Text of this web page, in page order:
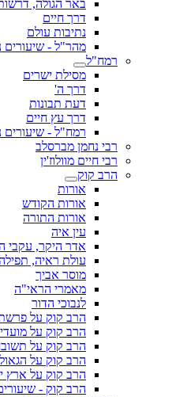
באר הגולה,
דרך חיים
נתיבות עולם
מהר"ל - שיעורים
רמח"ל
מסילת ישרים
דרך ה'
דעת תבונות
דרך עץ חיים
רמח"ל - שיעורים
רבי נחמן מברסלב
רבי חיים מוולוז'ין
הרב קוק
אורות
אורות הקודש
אורות התורה
עין איה
אדר היקר, עקבי
עולת ראיה,
מוסר אביך
מאמרי הראי"ה
לנבוכי הדור
הרב קוק על
הרב קוק על
הרב קוק על
הרב קוק על
הרב קוק על ארץ
הרב קוק -